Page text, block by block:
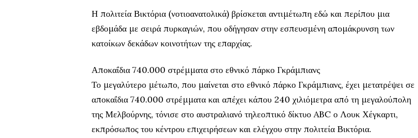
Η πολιτεία Βικτόρια (νοτιοανατολικά) βρίσκεται αντιμέτωπη εδώ και περίπου μια
εβδομάδα με σειρά πυρκαγιών, που οδήγησαν στην εσπευσμένη απομάκρυνση των
κατοίκων δεκάδων κοινοτήτων της επαρχίας.
Αποκαΐδια 740.000 στρέμματα στο εθνικό πάρκο Γκράμπιανς
Το μεγαλύτερο μέτωπο, που μαίνεται στο εθνικό πάρκο Γκράμπιανς, έχει μετατρέψει σε
αποκαΐδια 740.000 στρέμματα και απέχει κάπου 240 χιλιόμετρα από τη μεγαλούπολη
της Μελβούρνης, τόνισε στο αυστραλιανό τηλεοπτικό δίκτυο ABC ο Λουκ Χέγκαρτι,
εκπρόσωπος του κέντρου επιχειρήσεων και ελέγχου στην πολιτεία Βικτόρια.